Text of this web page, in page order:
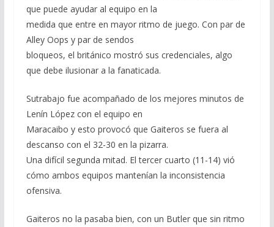
que puede ayudar al equipo en la
medida que entre en mayor ritmo de juego. Con par de
Alley Oops y par de sendos
bloqueos, el británico mostró sus credenciales, algo
que debe ilusionar a la fanaticada.
Sutrabajo fue acompañado de los mejores minutos de
Lenín López con el equipo en
Maracaibo y esto provocó que Gaiteros se fuera al
descanso con el 32-30 en la pizarra.
Una difícil segunda mitad. El tercer cuarto (11-14) vió
cómo ambos equipos mantenían la inconsistencia
ofensiva.
Gaiteros no la pasaba bien, con un Butler que sin ritmo